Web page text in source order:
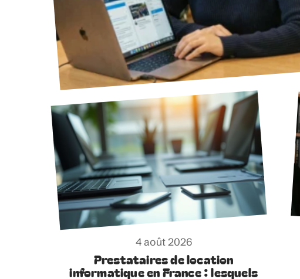
4 août 2026
Prestataires de location
informatique en France : lesquels